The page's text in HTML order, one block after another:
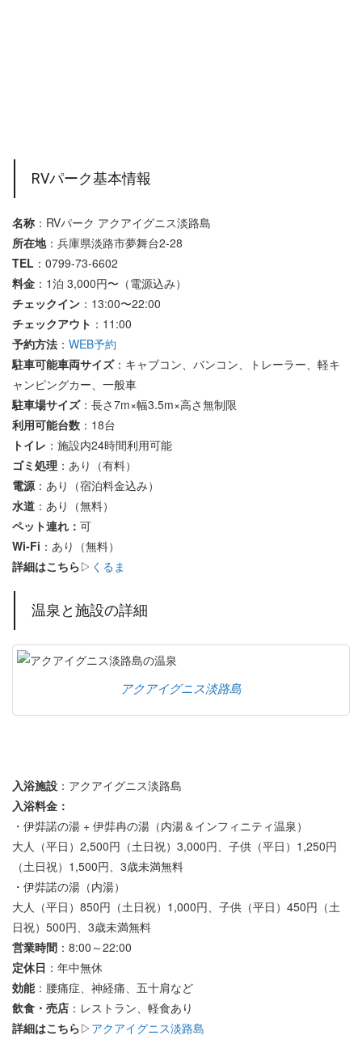
RVパーク基本情報
名称 ：RVパーク アクアイグニス淡路島
所在地：兵庫県淡路市夢舞台2-28
TEL ：0799-73-6602
料金 ：1泊 3,000円〜（電源込み）
チェックイン ：13:00〜22:00
チェックアウト ：11:00
予約方法 ： WEB予約
駐車可能車両サイズ：キャブコン、バンコン、トレーラー、軽キ
ャンピングカー、一般車
駐車場サイズ：長さ7m×幅3.5m×高さ無制限
利用可能台数 ：18台
トイレ ：施設内24時間利用可能
ゴミ処理 ：あり（有料）
電源 ：あり（宿泊料金込み）
水道 ：あり（無料）
ペット連れ： 可
Wi-Fi ：あり（無料）
詳細はこちら▷ くるま
温泉と施設の詳細
アクアイグニス淡路島
入浴施設 ：アクアイグニス淡路島
入浴料金：
・伊弉諾の湯 + 伊弉冉の湯（内湯＆インフィニティ温泉）
大人（平日）2,500円（土日祝）3,000円、子供（平日）1,250円
（土日祝）1,500円、3歳未満無料
・伊弉諾の湯（内湯）
大人（平日）850円（土日祝）1,000円、子供（平日）450円（土
日祝）500円、3歳未満無料
営業時間 ：8:00～22:00
定休日 ：年中無休
効能：腰痛症、神経痛、五十肩など
飲食・売店 ：レストラン、軽食あり
詳細はこちら▷ アクアイグニス淡路島